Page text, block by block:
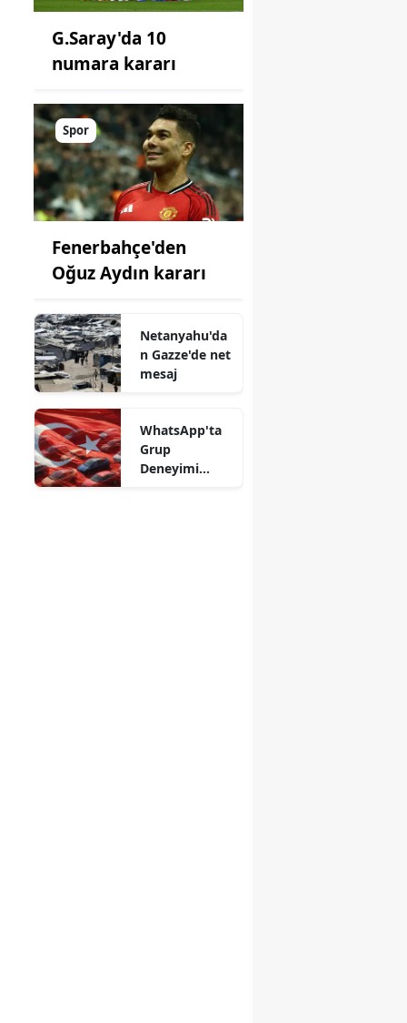
G.Saray'da 10
numara kararı
Spor
Fenerbahçe'den
Oğuz Aydın kararı
Netanyahu'da
n Gazze'de net
mesaj
WhatsApp'ta
Grup
Deneyimi